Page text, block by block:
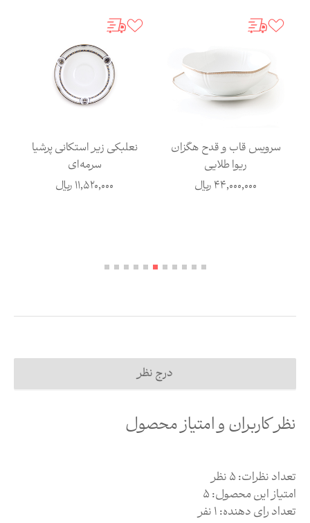
سرویس قاب و قدح هگزان
ریوا طلایی
44,000,000ریال
نعلبکی زیر استکانی پرشیا
سرمه‌ای
11,520,000ریال
نظر کاربران و امتیاز محصول
درج نظر
تعداد نظرات:5نظر
امتیاز این محصول:5
تعداد رای دهنده:1نفر